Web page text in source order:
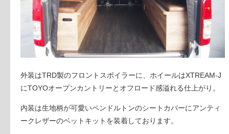
外装はTRD製のフロントスポイラーに、ホイールはXTREAM-J
にTOYOオープンカントリーとオフロード感溢れる仕上がり。
内装は生地柄が可愛いペンドルトンのシートカバーにアンティ
ークレザーのベットキットを装着しております。